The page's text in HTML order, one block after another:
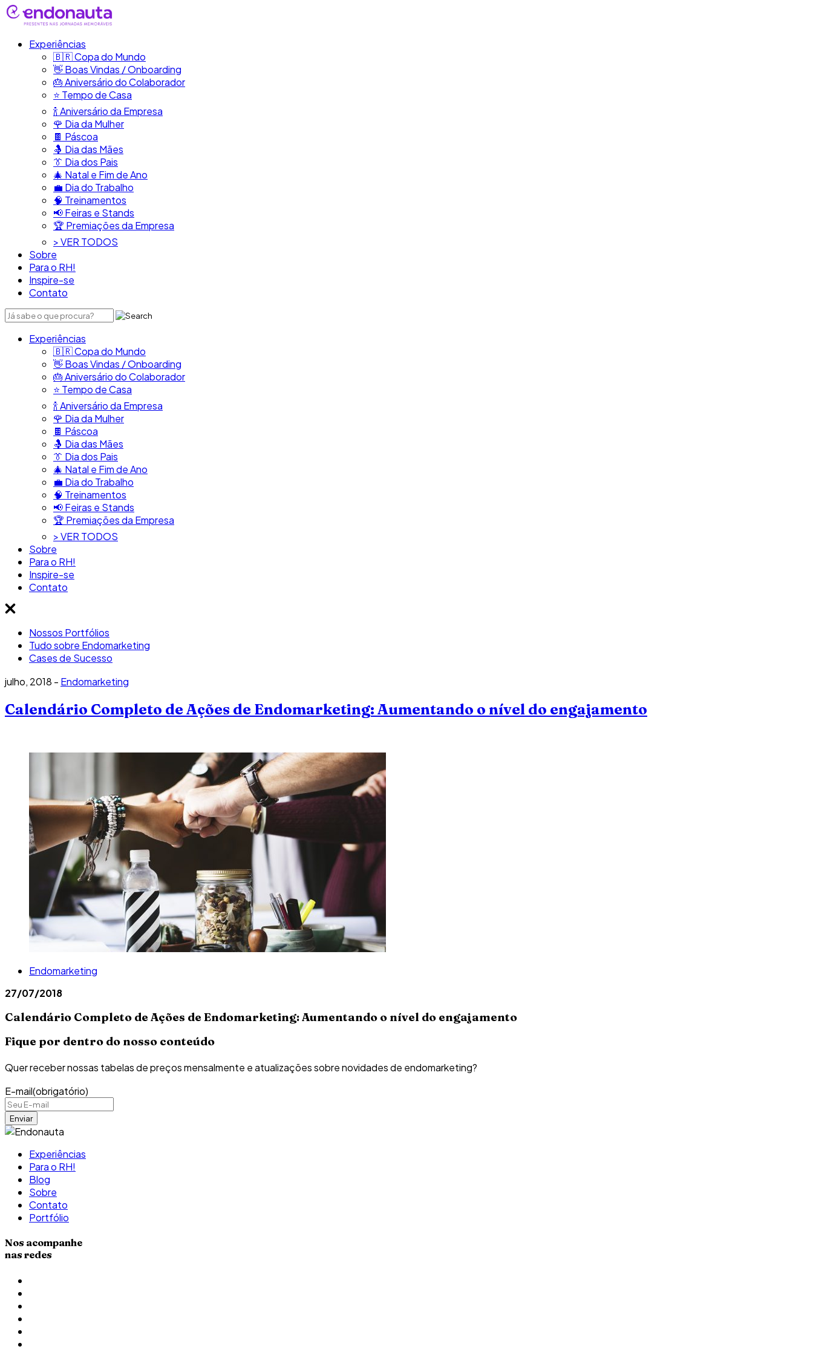
Experiências
🇧🇷​ Copa do Mundo
👋​ Boas Vindas / Onboarding
🎂​ Aniversário do Colaborador
⭐​ Tempo de Casa
​🍾​ Aniversário da Empresa
🌹 Dia da Mulher
🍫​ Páscoa
🤱 Dia das Mães
👔​ Dia dos Pais
🎄 Natal e Fim de Ano
💼​ Dia do Trabalho
🧠​ Treinamentos
📢​ Feiras e Stands
🏆 Premiações da Empresa
> VER TODOS
Sobre
Para o RH!
Inspire-se
Contato
Experiências
🇧🇷​ Copa do Mundo
👋​ Boas Vindas / Onboarding
🎂​ Aniversário do Colaborador
⭐​ Tempo de Casa
​🍾​ Aniversário da Empresa
🌹 Dia da Mulher
🍫​ Páscoa
🤱 Dia das Mães
👔​ Dia dos Pais
🎄 Natal e Fim de Ano
💼​ Dia do Trabalho
🧠​ Treinamentos
📢​ Feiras e Stands
🏆 Premiações da Empresa
> VER TODOS
Sobre
Para o RH!
Inspire-se
Contato
Nossos Portfólios
Tudo sobre Endomarketing
Cases de Sucesso
julho, 2018 - Endomarketing
Calendário Completo de Ações de Endomarketing: Aumentando o nível do engajamento
Endomarketing
27/07/2018
Calendário Completo de Ações de Endomarketing: Aumentando o nível do engajamento
Fique por dentro do nosso conteúdo
Quer receber nossas tabelas de preços mensalmente e atualizações sobre novidades de endomarketing?
E-mail(obrigatório)
Experiências
Para o RH!
Blog
Sobre
Contato
Portfólio
Nos acompanhe
nas redes